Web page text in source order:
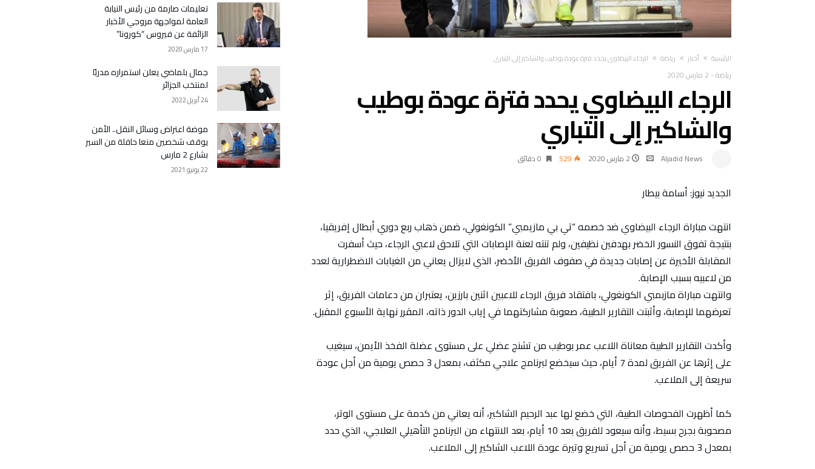
‫الرئيسية‬ أخبار رياضة الرجاء البيضاوي يحدد فترة عودة بوطيب والشاكير إلى التباري
رياضة- 2 مارس 2020
الرجاء البيضاوي يحدد فترة عودة بوطيب
والشاكير إلى التباري
Aljadid News 2 مارس 2020 529 0 ‫دقائق‬
الجديد نيوز: أسامة بيطار
انتهت مباراة الرجاء البيضاوي ضد خصمه “تي بي مازيمبي” الكونغولي، ضمن ذهاب ربع دوري أبطال إفريقيا،
بنتيجة تفوق النسور الخضر بهدفين نظيفين، ولم تنته لعنة الإصابات التي تلاحق لاعبي الرجاء، حيث أسفرت
المقابلة الأخيرة عن إصابات جديدة في صفوف الفريق الأخضر، الذي لايزال يعاني من الغيابات الاضطرارية لعدد
من لاعبيه بسبب الإصابة.
وانتهت مباراة مازبمبي الكونغولي، بافتقاد فريق الرجاء للاعبين اثنين بارزين، يعتبران من دعامات الفريق، إثر
تعرضهما للإصابة، وأثبتت التقارير الطبية، صعوبة مشاركتهما في إياب الدور ذاته، المقرر نهاية الأسبوع المقبل.
وأكدت التقارير الطبية معاناة اللاعب عمر بوطيب من تشنج عضلي على مستوى عضلة الفخذ الأيمن، سيغيب
على إثرها عن الفريق لمدة 7 أيام، حيث سيخضع لبرنامج علاجي مكثف، بمعدل 3 حصص يومية من أجل عودة
سريعة إلى الملاعب.
كما أظهرت الفحوصات الطبية، التي خضع لها عبد الرحيم الشاكير، أنه يعاني من كدمة على مستوى الوتر،
مصحوبة بجرح بسيط، وأنه سيعود للفريق بعد 10 أيام، بعد الانتهاء من البرنامج التأهيلي العلاجي، الذي حدد
بمعدل 3 حصص يومية من أجل تسريع وتيرة عودة اللاعب الشاكير إلى الملاعب.
تعليمات صارمة من رئيس النيابة
العامة لمواجهة مروجي الأخبار
الزائفة عن فيروس “كورونا”
17 مارس 2020
جمال بلماضي يعلن استمراره مدربًا
لمنتخب الجزائر
24 أبريل 2022
موضة اعتراض وسائل النقل.. الأمن
يوقف شخصين منعا حافلة من السير
بشارع 2 مارس
22 يونيو 2021